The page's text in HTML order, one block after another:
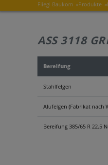
Fliegl Baukom »Produkte »
ASS 3118
Bereifung
Stahlfelgen
Alufelgen (Fabrikat nach
Bereifung 385/65 R 22.5